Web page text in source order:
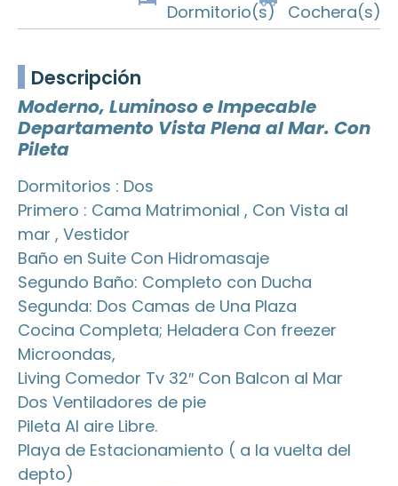
Dormitorio(s) Cochera(s)
Descripción
Moderno, Luminoso e Impecable
Departamento Vista Plena al Mar. Con
Pileta
Dormitorios : Dos
Primero : Cama Matrimonial , Con Vista al
mar , Vestidor
Baño en Suite Con Hidromasaje
Segundo Baño: Completo con Ducha
Segunda: Dos Camas de Una Plaza
Cocina Completa; Heladera Con freezer
Microondas,
Living Comedor Tv 32″ Con Balcon al Mar
Dos Ventiladores de pie
Pileta Al aire Libre.
Playa de Estacionamiento ( a la vuelta del
depto)